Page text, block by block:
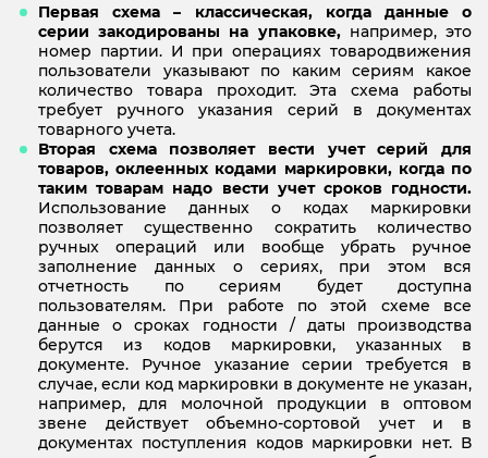
Первая схема – классическая, когда данные о
серии закодированы на упаковке, например, это
номер партии. И при операциях товародвижения
пользователи указывают по каким сериям какое
количество товара проходит. Эта схема работы
требует ручного указания серий в документах
товарного учета.
Вторая схема позволяет вести учет серий для
товаров, оклеенных кодами маркировки, когда по
таким товарам надо вести учет сроков годности.
Использование данных о кодах маркировки
позволяет существенно сократить количество
ручных операций или вообще убрать ручное
заполнение данных о сериях, при этом вся
отчетность по сериям будет доступна
пользователям. При работе по этой схеме все
данные о сроках годности / даты производства
берутся из кодов маркировки, указанных в
документе. Ручное указание серии требуется в
случае, если код маркировки в документе не указан,
например, для молочной продукции в оптовом
звене действует объемно-сортовой учет и в
документах поступления кодов маркировки нет. В